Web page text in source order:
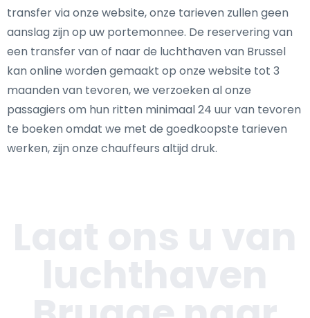
transfer via onze website, onze tarieven zullen geen
aanslag zijn op uw portemonnee. De reservering van
een transfer van of naar de luchthaven van Brussel
kan online worden gemaakt op onze website tot 3
maanden van tevoren, we verzoeken al onze
passagiers om hun ritten minimaal 24 uur van tevoren
te boeken omdat we met de goedkoopste tarieven
werken, zijn onze chauffeurs altijd druk.